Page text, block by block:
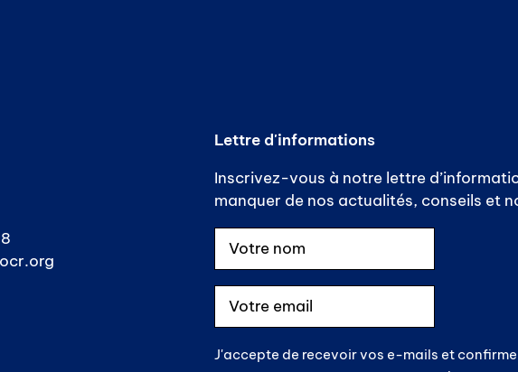
Lettre d'informations
Inscrivez-vous à notre lettre
manquer de nos actualités, conseils et
J'accepte de recevoir vos e-mails et